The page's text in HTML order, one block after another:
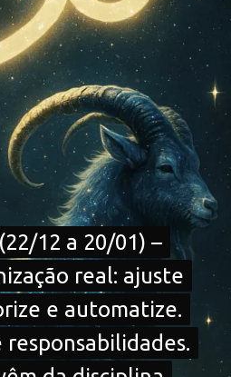
12 a 20/01) –
real: ajuste
e automatize.
12 a 20/01) –
real: ajuste
e automatize.